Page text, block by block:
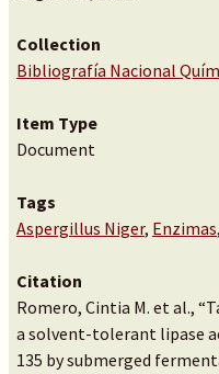
Collection
Bibliografía Nacional
Item Type
Document
Tags
Aspergillus Niger, Enzimas,
Citation
Romero, Cintia M. et al.,
a solvent-tolerant lipase
135 by submerged